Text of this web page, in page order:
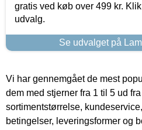
gratis ved køb over 499 kr.
udvalg.
Se udvalget på
Vi har gennemgået de mest
dem med stjerner fra 1 til 5 ud
sortimentstørrelse,
betingelser, leveringsformer og